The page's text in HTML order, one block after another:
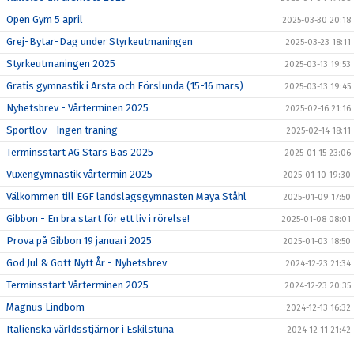
Open Gym 5 april 2025-03-30 20:18
Grej-Bytar-Dag under Styrkeutmaningen 2025-03-23 18:11
Styrkeutmaningen 2025 2025-03-13 19:53
Gratis gymnastik i Ärsta och Förslunda (15-16 mars) 2025-03-13 19:45
Nyhetsbrev - Vårterminen 2025 2025-02-16 21:16
Sportlov - Ingen träning 2025-02-14 18:11
Terminsstart AG Stars Bas 2025 2025-01-15 23:06
Vuxengymnastik vårtermin 2025 2025-01-10 19:30
Välkommen till EGF landslagsgymnasten Maya Ståhl 2025-01-09 17:50
Gibbon - En bra start för ett liv i rörelse! 2025-01-08 08:01
Prova på Gibbon 19 januari 2025 2025-01-03 18:50
God Jul & Gott Nytt År - Nyhetsbrev 2024-12-23 21:34
Terminsstart Vårterminen 2025 2024-12-23 20:35
Magnus Lindbom 2024-12-13 16:32
Italienska världsstjärnor i Eskilstuna 2024-12-11 21:42